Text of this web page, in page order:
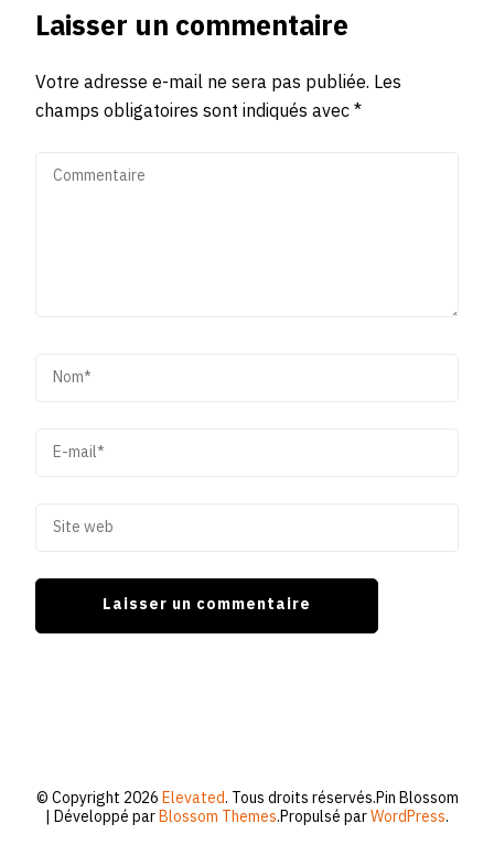
Laisser un commentaire
Votre adresse e-mail ne sera pas publiée. Les
champs obligatoires sont indiqués avec*
© Copyright 2026Elevated. Tous droits réservés.Pin Blossom
| Développé parBlossom Themes.Propulsé parWordPress.